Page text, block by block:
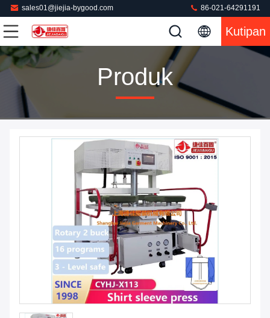
sales01@jiejia-bygood.com 86-021-64291191
Kutipan
Produk